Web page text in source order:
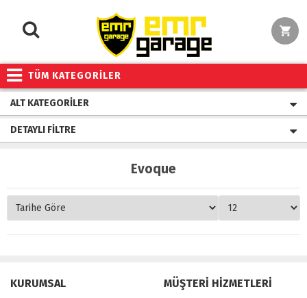
TÜM KATEGORİLER
ALT KATEGORILER
DETAYLI FILTRE
Evoque
KURUMSAL MÜŞTERİ HİZMETLERİ